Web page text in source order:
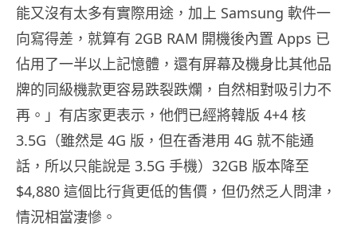
能又沒有太多有實際用途，加上 Samsung 軟件一
向寫得差，就算有 2GB RAM 開機後內置 Apps 已
佔用了一半以上記憶體，還有屏幕及機身比其他品
牌的同級機款更容易跌裂跌爛，自然相對吸引力不
再。」有店家更表示，他們已經將韓版 4+4 核
3.5G（雖然是 4G 版，但在香港用 4G 就不能通
話，所以只能說是 3.5G 手機）32GB 版本降至
$4,880 這個比行貨更低的售價，但仍然乏人問津，
情況相當淒慘。